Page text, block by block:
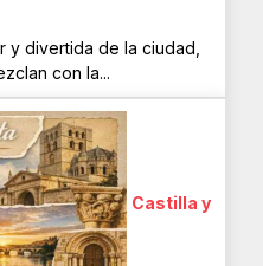
y divertida de la ciudad,
con la...
Castilla y